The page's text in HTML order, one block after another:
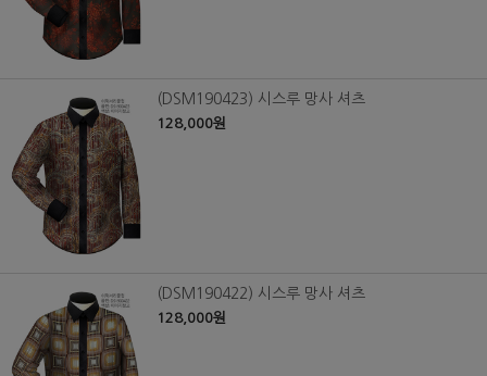
(DSM190423) 시스루 망사 셔츠
128,000원
(DSM190422) 시스루 망사 셔츠
128,000원